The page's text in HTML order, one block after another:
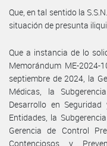
Que, en tal sentido la
situación de presunta
Que a instancia de lo
Memorándum ME-2024-
septiembre de 2024, la
Médicas, la
Desarrollo en
Entidades, la
Gerencia de Control
Contenciosos y